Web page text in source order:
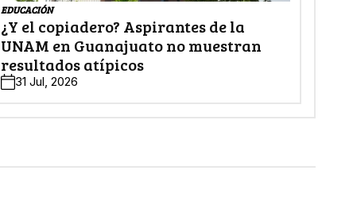
EDUCACIÓN
¿Y el copiadero? Aspirantes de la
UNAM en Guanajuato no muestran
resultados atípicos
31 Jul, 2026